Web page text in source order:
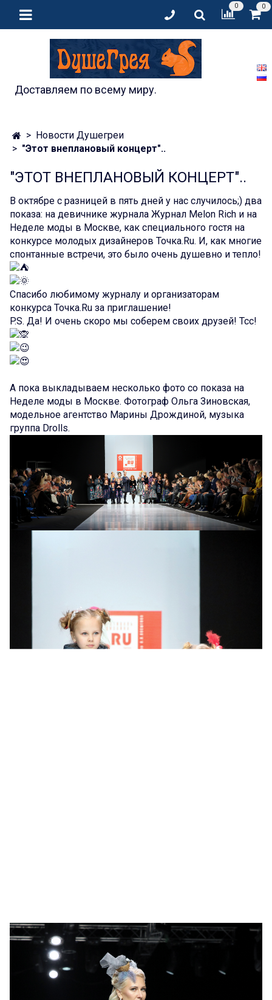
0 0
Доставляем по всему миру.
Новости Душегреи
"Этот внеплановый концерт"..
"ЭТОТ ВНЕПЛАНОВЫЙ КОНЦЕРТ"..
В октябре с разницей в пять дней у нас случилось;) два
показа: на девичнике журнала Журнал Melon Rich и на
Неделе моды в Москве, как специального гостя на
конкурсе молодых дизайнеров Точка.Ru. И, как многие
спонтанные встречи, это было очень душевно и тепло!
Спасибо любимому журналу и организаторам
конкурса Точка.Ru за приглашение!
P.S. Да! И очень скоро мы соберем своих друзей! Тсс!
А пока выкладываем несколько фото со показа на
Неделе моды в Москве. Фотограф Ольга Зиновская,
модельное агентство Марины Дрождиной, музыка
группа Drolls.